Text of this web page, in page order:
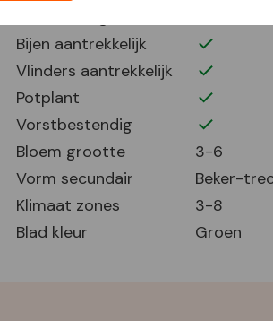
Bijen aantrekkelijk
Vlinders aantrekkelijk
Potplant
Vorstbestendig
Bloem grootte
3-6
Vorm secundair
Beker-
Klimaat zones
3-8
Blad kleur
Groen